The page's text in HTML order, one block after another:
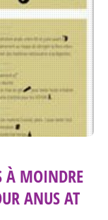
À MOINDRE
ANUS AT